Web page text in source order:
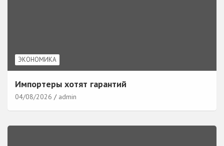
ЭКОНОМИКА
Импортеры хотят гарантий
04/08/2026 admin